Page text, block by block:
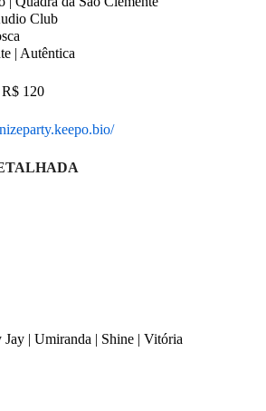
Club
| Autêntica
R$ 120
| Umiranda | Shine | Vitória